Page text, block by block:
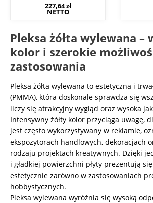
227,64zł
NETTO
Pleksa żółta wylewana –
kolor i szerokie
zastosowania
Pleksa żółta wylewana to estetyczna i
(PMMA), która doskonale sprawdza się
liczy się atrakcyjny wygląd oraz wysoka
Intensywny żółty kolor przyciąga uwagę,
jest często wykorzystywany w reklamie,
ekspozytorach handlowych, dekoracjach
rodzaju projektach kreatywnych. Dzięki
i gładkiej powierzchni płyty prezentują
estetycznie zarówno w zastosowaniach
hobbystycznych.
Pleksa wylewana wyróżnia się wysoką